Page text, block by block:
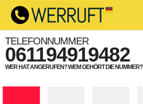
TELEFONNUMMER
061194919482
WER HAT ANGERUFEN? WEM GEHÖRT DIE NUMMER?